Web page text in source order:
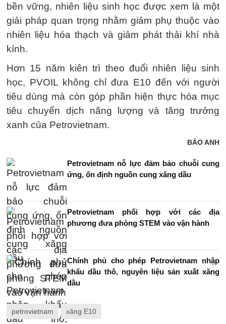
bền vững, nhiên liệu sinh học được xem là một
giải pháp quan trọng nhằm giảm phụ thuộc vào
nhiên liệu hóa thạch và giảm phát thải khí nhà
kính.
Hơn 15 năm kiên trì theo đuổi nhiên liệu sinh
học, PVOIL không chỉ đưa E10 đến với người
tiêu dùng mà còn góp phần hiện thực hóa mục
tiêu chuyển dịch năng lượng và tăng trưởng
xanh của Petrovietnam.
BẢO ANH
Petrovietnam nỗ lực đảm bảo chuỗi cung
ứng, ổn định nguồn cung xăng dầu
Petrovietnam phối hợp với các địa
phương đưa phòng STEM vào vận hành
Chính phủ cho phép Petrovietnam nhập
khẩu dầu thô, nguyên liệu sản xuất xăng
dầu
petrovietnam xăng E10